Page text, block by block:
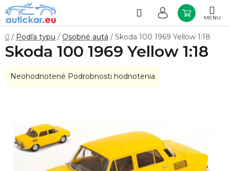
Prejsť
na
obsah
Hľadať
KOŠÍK
Domov
/ Podľa typu / Osobné autá / Skoda 100 1969 Yellow 1:18
Skoda 100 1969 Yellow 1:18
Priemerné
Neohodnotené Podrobnosti hodnotenia